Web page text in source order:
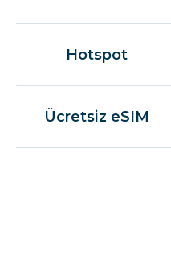
Hotspot
Ücretsiz eSIM